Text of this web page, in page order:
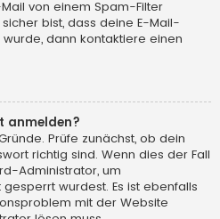
von einem Spam-Filter
bist, dass deine E-Mail-
dann kontaktiere einen
anmelden?
Prüfe zunächst, ob dein
richtig sind. Wenn dies der Fall
Administrator, um
wurdest. Es ist ebenfalls
mit der Website